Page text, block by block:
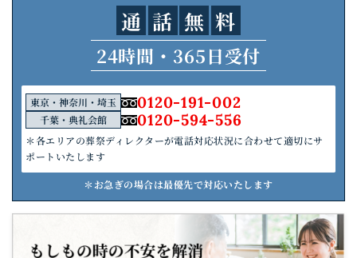
通 話 無 料
24時間・365日受付
東京・神奈川・埼玉 0120-191-002
千葉・典礼会館 0120-594-556
＊各エリアの葬祭ディレクターが電話対応状況に合わせて適切にサ
ポートいたします
＊お急ぎの場合は最優先で対応いたします